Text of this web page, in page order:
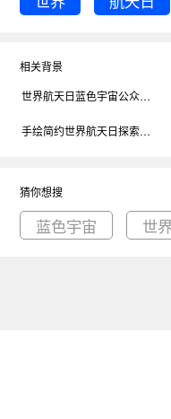
相关背景
世界航天日蓝色宇宙公众号次图背景
手绘简约世界航天日探索公众号次图背景
猜你想搜
蓝色宇宙 世